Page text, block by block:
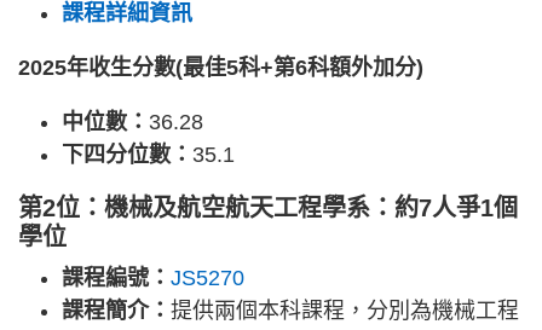
課程詳細資訊
2025年收生分數(最佳5科+第6科額外加分)
中位數： 36.28
下四分位數： 35.1
第2位：機械及航空航天工程學系：約7人爭1個
學位
課程編號： JS5270
課程簡介： 提供兩個本科課程，分別為機械工程